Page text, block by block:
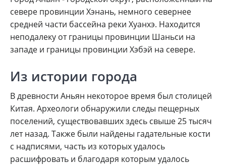
севере провинции Хэнань, немного севернее
средней части бассейна реки Хуанхэ. Находится
неподалеку от границы провинции Шаньси на
западе и границы провинции Хэбэй на севере.
Из истории города
В древности Аньян некоторое время был столицей
Китая. Археологи обнаружили следы пещерных
поселений, существовавших здесь свыше 25 тысяч
лет назад. Также были найдены гадательные кости
с надписями, часть из которых удалось
расшифровать и благодаря которым удалось